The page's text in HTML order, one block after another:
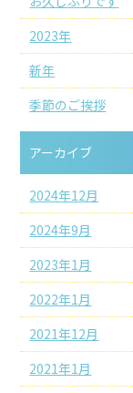
2023年
新年
季節のご挨拶
アーカイブ
2024年12月
2024年9月
2023年1月
2022年1月
2021年12月
2021年1月